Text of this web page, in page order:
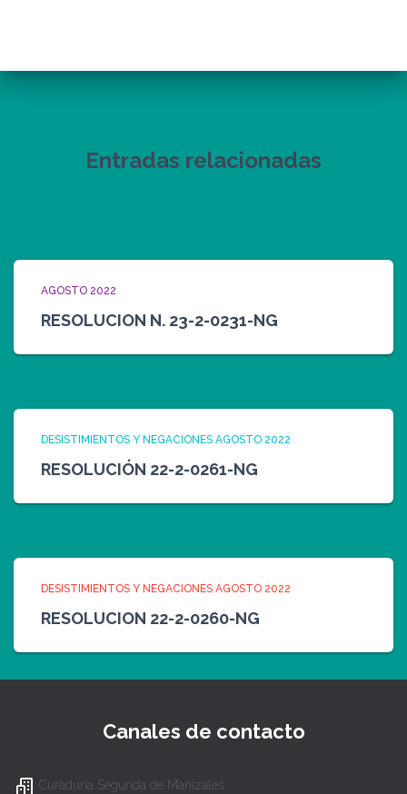
Entradas relacionadas
AGOSTO 2022
RESOLUCION N. 23-2-0231-NG
DESISTIMIENTOS Y NEGACIONES AGOSTO 2022
RESOLUCIÓN 22-2-0261-NG
DESISTIMIENTOS Y NEGACIONES AGOSTO 2022
RESOLUCION 22-2-0260-NG
Canales de contacto
Curaduría Segunda de Manizales